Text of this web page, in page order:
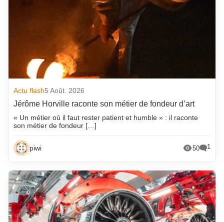
Actu flash5 Août. 2026
Jérôme Horville raconte son métier de fondeur d’art
« Un métier où il faut rester patient et humble » : il raconte
son métier de fondeur […]
piwi 50 1